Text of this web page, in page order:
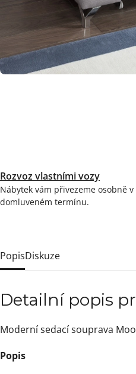
Rozvoz vlastními vozy
Nábytek vám přivezeme osobně
domluveném termínu.
PopisDiskuze
Detailní popis
Moderní sedací souprava
Popis